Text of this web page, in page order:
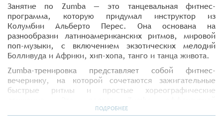
Занятие по Zumba — это танцевальная фитнес-
программа, которую придумал инструктор из
Колумбии Альберто Перес. Она основана на
разнообразии латиноамериканских ритмов, мировой
поп-музыки, с включением экзотических мелодий
Болливуда и Африки, хип-хопа, танго и танца живота.
Zumba-тренировка представляет собой фитнес-
вечеринку, на которой сочетаются зажигательные
быстрые ритмы и простые хореографические
интенсивной программой, сжигающей до 900
ПОДРОБНЕЕ